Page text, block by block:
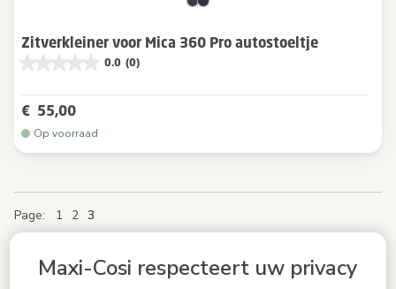
Maxi-Cosi respecteert uw privacy
Zitverkleiner voor Mica 360 Pro autostoeltje
0.0 (0)
€ 55,00
Op voorraad
Page Page
Page
Page
1 Page
2 You're currently reading page
3